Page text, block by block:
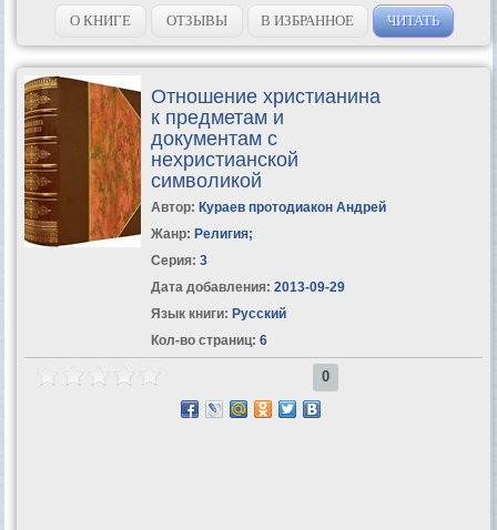
О КНИГЕ ОТЗЫВЫ В ИЗБРАННОЕ ЧИТАТЬ
Отношение христианина
к предметам и
документам с
нехристианской
символикой
Автор: Кураев протодиакон Андрей
Жанр: Религия;
Серия: 3
Дата добавления: 2013-09-29
Язык книги: Русский
Кол-во страниц: 6
0